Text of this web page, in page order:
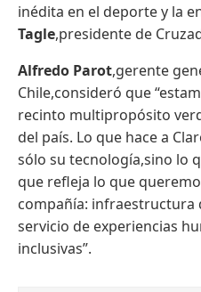
inédita en el deporte y la
Tagle,presidente de
Alfredo Parot,gerente
Chile,consideró que
recinto multipropósito
del país. Lo que hace a
sólo su tecnología,sino lo
que refleja lo que
compañía: infraestructura
servicio de experiencias
inclusivas”.